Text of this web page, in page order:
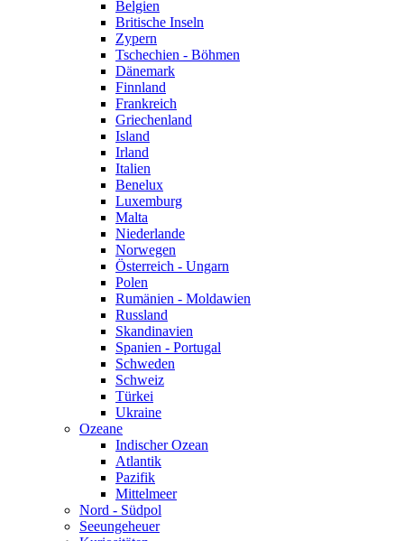
Belgien
Britische Inseln
Zypern
Tschechien - Böhmen
Dänemark
Finnland
Frankreich
Griechenland
Island
Irland
Italien
Benelux
Luxemburg
Malta
Niederlande
Norwegen
Österreich - Ungarn
Polen
Rumänien - Moldawien
Russland
Skandinavien
Spanien - Portugal
Schweden
Schweiz
Türkei
Ukraine
Ozeane
Indischer Ozean
Atlantik
Pazifik
Mittelmeer
Nord - Südpol
Seeungeheuer